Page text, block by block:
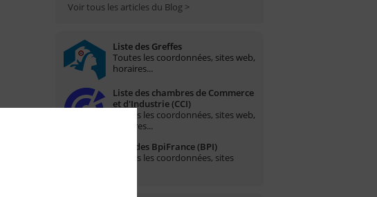
Voir tous les articles du Blog >
Liste des Greffes
Toutes les coordonnées, sites web,
horaires...
Liste des chambres de Commerce
et d'Industrie (CCI)
Toutes les coordonnées, sites web,
horaires...
Liste des BpiFrance (BPI)
Toutes les coordonnées, sites